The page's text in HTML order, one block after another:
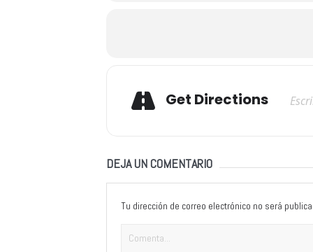
Get Directions
DEJA UN COMENTARIO
Tu dirección de correo electrónico no será